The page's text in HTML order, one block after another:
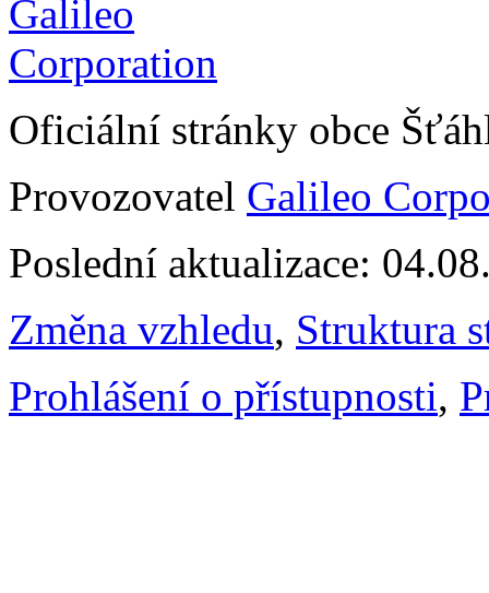
Oficiální stránky obce
Provozovatel Galileo
Poslední aktualizace:
Změna vzhledu, Struktura
Prohlášení o přístupnosti,